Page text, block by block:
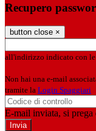
Recupero
button close ×
all'indirizzo indicato con le
Non hai una e-mail
tramite la Login Spaggiari
E-mail inviata, si prega